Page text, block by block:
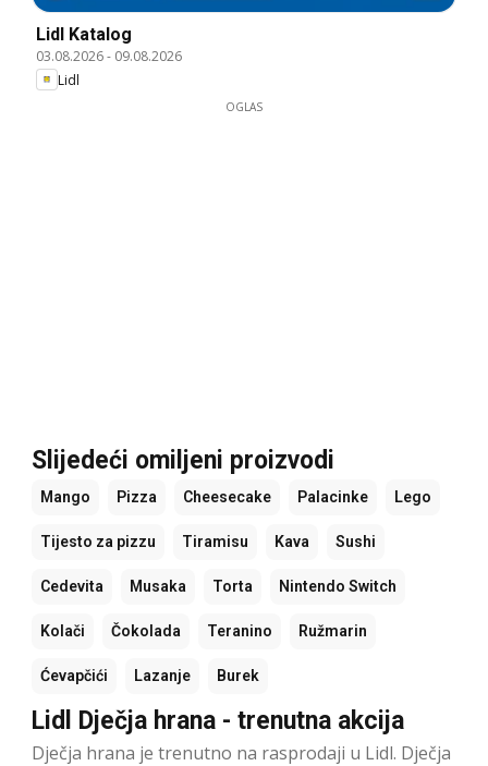
Lidl Katalog
03.08.2026- 09.08.2026
Lidl
OGLAS
Slijedeći omiljeni proizvodi
Mango Pizza Cheesecake Palacinke Lego
Tijesto za pizzu Tiramisu Kava Sushi
Cedevita Musaka Torta Nintendo Switch
Kolači Čokolada Teranino Ružmarin
Ćevapčići Lazanje Burek
Lidl Dječja hrana - trenutna akcija
Dječja hrana je trenutno na rasprodaji u Lidl. Dječja